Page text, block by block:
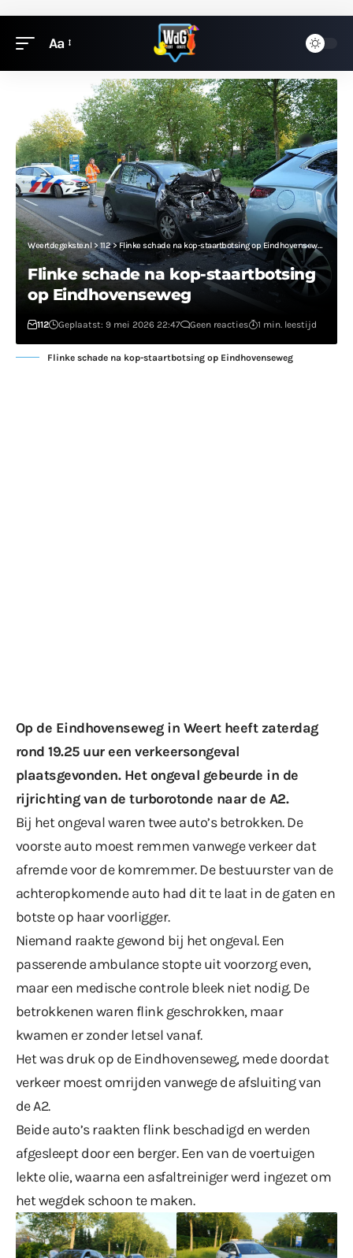
Aa
Weertdegekste.nl> 112>Flinke schade na kop-staartbotsing op Eindhovenseweg
Flinke schade na kop-staartbotsing
op Eindhovenseweg
112 Geplaatst: 9 mei 2026 22:47 Geen reacties 1 min. leestijd
Flinke schade na kop-staartbotsing op Eindhovenseweg
Op de Eindhovenseweg in Weert heeft zaterdag
rond 19.25 uur een verkeersongeval
plaatsgevonden. Het ongeval gebeurde in de
rijrichting van de turborotonde naar de A2.
Bij het ongeval waren twee auto’s betrokken. De
voorste auto moest remmen vanwege verkeer dat
afremde voor de komremmer. De bestuurster van de
achteropkomende auto had dit te laat in de gaten en
botste op haar voorligger.
Niemand raakte gewond bij het ongeval. Een
passerende ambulance stopte uit voorzorg even,
maar een medische controle bleek niet nodig. De
betrokkenen waren flink geschrokken, maar
kwamen er zonder letsel vanaf.
Het was druk op de Eindhovenseweg, mede doordat
verkeer moest omrijden vanwege de afsluiting van
de A2.
Beide auto’s raakten flink beschadigd en werden
afgesleept door een berger. Een van de voertuigen
lekte olie, waarna een asfaltreiniger werd ingezet om
het wegdek schoon te maken.